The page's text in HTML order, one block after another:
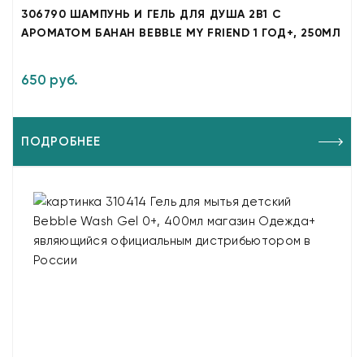
306790 ШАМПУНЬ И ГЕЛЬ ДЛЯ ДУША 2В1 С
АРОМАТОМ БАНАН BEBBLE MY FRIEND 1 ГОД+, 250МЛ
650 руб.
ПОДРОБНЕЕ